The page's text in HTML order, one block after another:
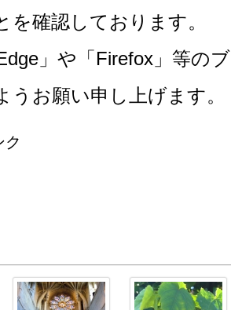
を確認しております。
」や「Firefox」等の
うお願い申し上げます。
ク